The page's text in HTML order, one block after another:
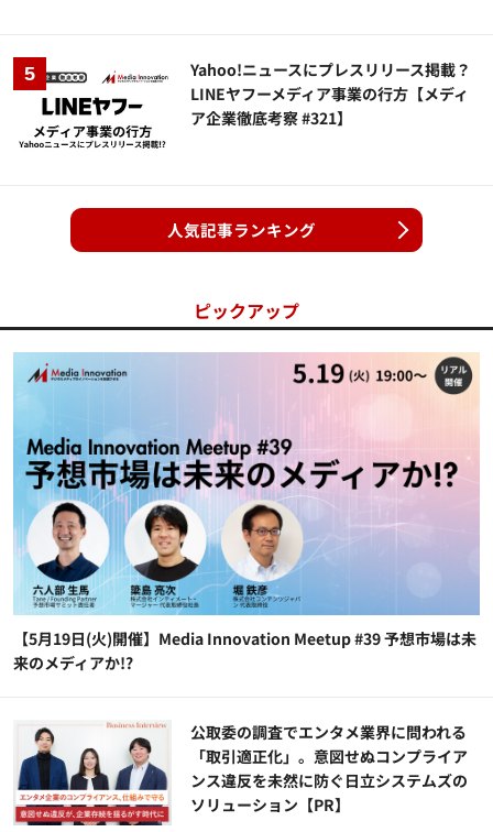
Yahoo!ニュースにプレスリリース掲載？
LINEヤフーメディア事業の行方【メディ
ア企業徹底考察 #321】
人気記事ランキング
ピックアップ
【5月19日(火)開催】Media Innovation Meetup #39 予想市場は未
来のメディアか!?
公​​取委の調査でエンタメ業界に問われる
「取引適正化」。意図せぬコンプライア
ンス違反を未然に防ぐ日立システムズの
ソリューション​【PR】